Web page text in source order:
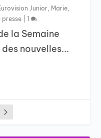
Junior Marie
presse |1
la Semaine
nouvelles...